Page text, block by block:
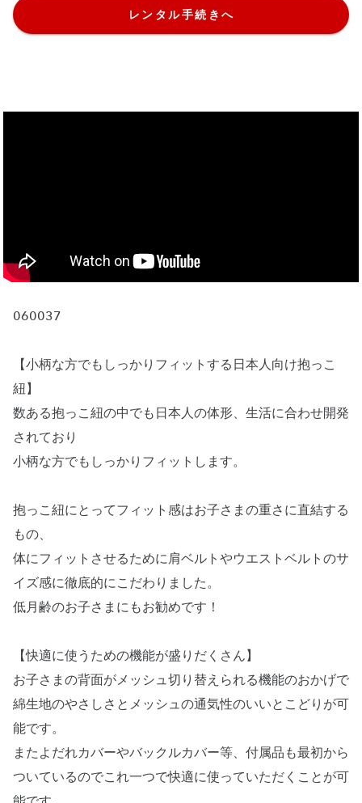
レンタル手続きへ
060037
【小柄な方でもしっかりフィットする日本人向け抱っこ
紐】
数ある抱っこ紐の中でも日本人の体形、生活に合わせ開発
されており
小柄な方でもしっかりフィットします。
抱っこ紐にとってフィット感はお子さまの重さに直結する
もの、
体にフィットさせるために肩ベルトやウエストベルトのサ
イズ感に徹底的にこだわりました。
低月齢のお子さまにもお勧めです！
【快適に使うための機能が盛りだくさん】
お子さまの背面がメッシュ切り替えられる機能のおかげで
綿生地のやさしさとメッシュの通気性のいいとこどりが可
能です。
またよだれカバーやバックルカバー等、付属品も最初から
ついているのでこれ一つで快適に使っていただくことが可